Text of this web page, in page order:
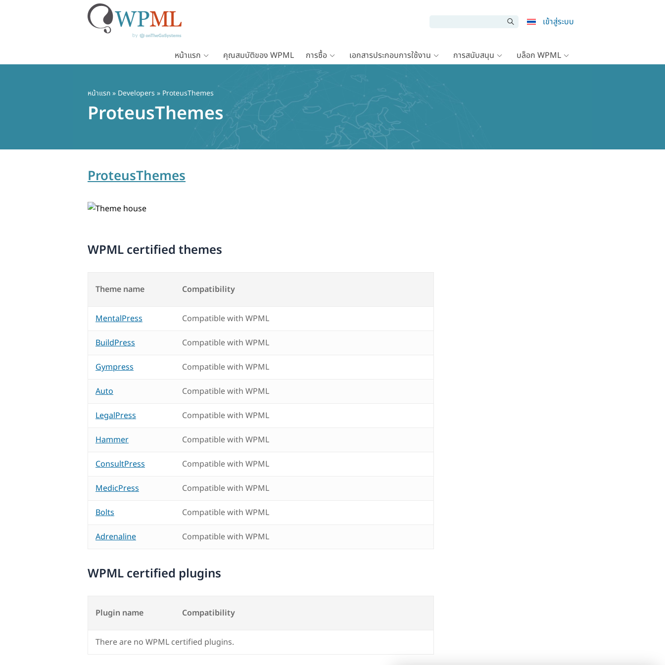
เข้าสู่ระบบ
หน้าแรก คุณสมบัติของ WPML การซื้อ เอกสารประกอบการใช้งาน การสนับสนุน บล็อก WPML
หน้าแรก» Developers » ProteusThemes
ProteusThemes
ProteusThemes
WPML certified themes
Theme name Compatibility
MentalPress Compatible with WPML
BuildPress Compatible with WPML
Gympress Compatible with WPML
Auto Compatible with WPML
LegalPress Compatible with WPML
Hammer Compatible with WPML
ConsultPress Compatible with WPML
MedicPress Compatible with WPML
Bolts Compatible with WPML
Adrenaline Compatible with WPML
WPML certified plugins
Plugin name Compatibility
There are no WPML certified plugins.